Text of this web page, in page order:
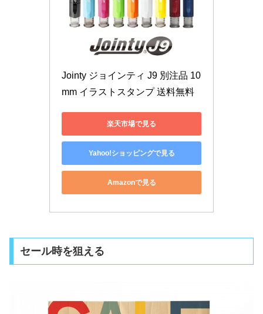
Jointy ジョインティ J9 別注品 10
mm イラストスタンプ 送料無料
楽天市場で見る
Yahoo!ショッピングで見る
Amazonで見る
セール時を狙える